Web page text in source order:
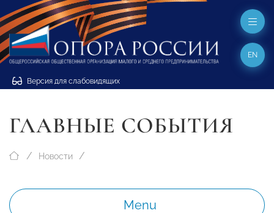
Версия для слабовидящих
EN
ГЛАВНЫЕ СОБЫТИЯ
Новости
Menu